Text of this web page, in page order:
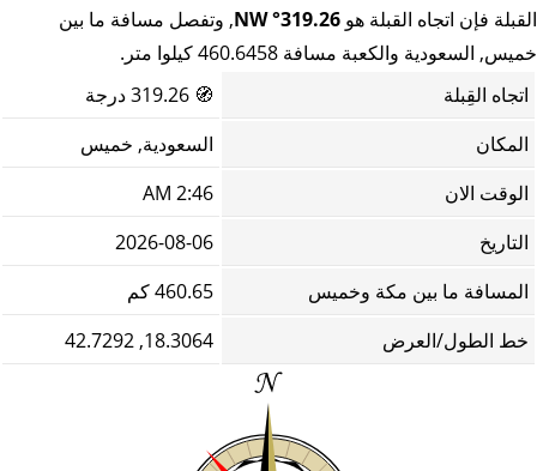
القبلة فإن اتجاه القبلة هو 319.26° NW
, وتفصل مسافة ما بين
خميس, السعودية والكعبة مسافة 460.6458 كيلوا متر.
اتجاه القِبلة
🧭
المكان
السعودية, خميس
الوقت الان
2:46 AM
التاريخ
2026-08-06
المسافة ما بين مكة وخميس
460.65 كم
خط الطول/العرض
18.3064, 42.7292